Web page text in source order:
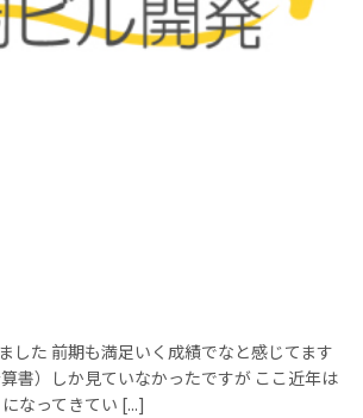
した 前期も満足いく成績でなと感じてます
書）しか見ていなかったですが ここ近年は
なってきてい [...]